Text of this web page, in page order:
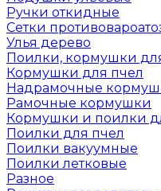
Ручки откидные
Сетки
Улья дерево
Поилки, кормушки
Кормушки для пчел
Надрамочные
Рамочные кормушки
Кормушки и поилки
Поилки для пчел
Поилки вакуумные
Поилки летковые
Разное